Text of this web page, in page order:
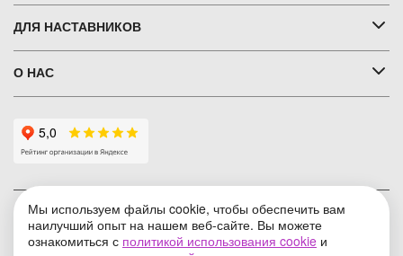
ДЛЯ НАСТАВНИКОВ
О НАС
Условия использования
Мы используем файлы cookie, чтобы обеспечить вам
наилучший опыт на нашем веб-сайте. Вы можете
ознакомиться с политикой использования cookie и